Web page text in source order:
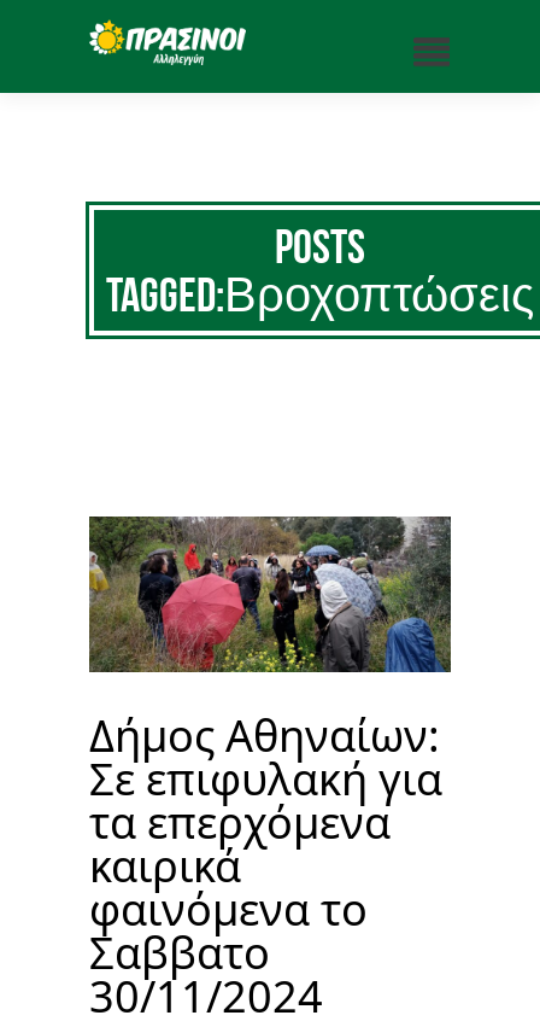
Posts
Tagged:Βροχοπτώσεις
Δήμος Αθηναίων:
Σε επιφυλακή για
τα επερχόμενα
καιρικά
φαινόμενα το
Σαββατο
30/11/2024